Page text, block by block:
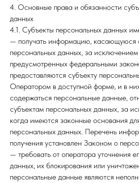
4. Основные права и обязанности
данных
4.1. Субъекты персональных данных
— получать информацию, касающуюся
персональных данных, за исключением
предусмотренных федеральными
предоставляются субъекту
Оператором в доступной форме, и в
содержаться персональные данные,
субъектам персональных данных, за
когда имеются законные основания
персональных данных. Перечень
получения установлен Законом о
— требовать от оператора уточнения
данных, их блокирования или
персональные данные являются